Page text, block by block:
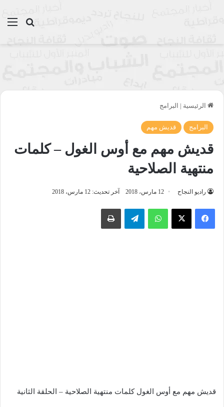
بحث
الرئيسية | البرامج
البرامج قديش مهم
قديش مهم مع أوس الغول – كلمات
منتهية الصلاحية
راديو النجاح 12 مارس، 2018 آخر تحديث: 12 مارس، 2018
واتساب تيلقرام طباعة
قديش مهم مع أوس الغول كلمات منتهية الصلاحية – الحلقة الثانية